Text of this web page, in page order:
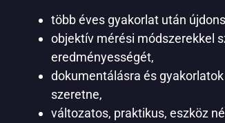
több éves gyakorlat után
objektív mérési módszerekkel
eredményességét,
dokumentálásra és
szeretne,
változatos, praktikus, eszköz